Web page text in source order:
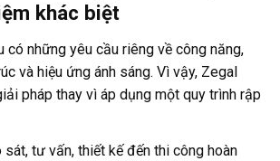
khác biệt
có những yêu cầu riêng về công năng,
và hiệu ứng ánh sáng. Vì vậy, Zegal
pháp thay vì áp dụng một quy trình rập
tư vấn, thiết kế đến thi công hoàn